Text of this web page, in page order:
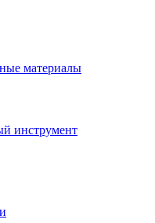
материалы
инструмент